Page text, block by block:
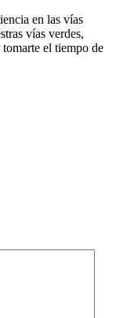
en las vías
vías verdes,
el tiempo de